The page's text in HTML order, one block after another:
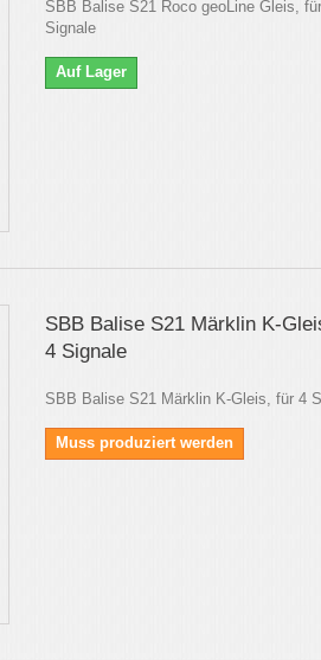
SBB Balise S21 Roco geoLine Gleis,
Signale
Auf Lager
SBB Balise S21 Märklin K-
4 Signale
SBB Balise S21 Märklin K-Gleis, für 4
Muss produziert werden